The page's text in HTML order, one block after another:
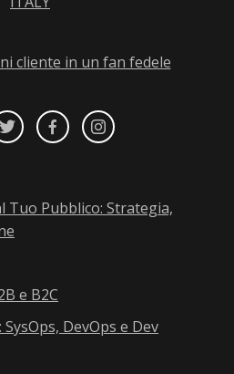
Tuo Pubblico: Strategia,
e B2C
DevOps e Dev